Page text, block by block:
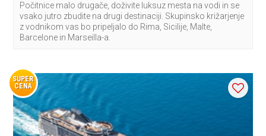
Počitnice malo drugače, doživite luksuz mesta na vodi in se
vsako jutro zbudite na drugi destinaciji. Skupinsko križarjenje
z vodnikom vas bo pripeljalo do Rima, Sicilije, Malte,
Barcelone in Marseilla-a.
SUPER
CENA